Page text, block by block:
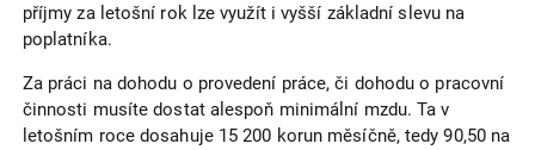
příjmy za letošní rok lze využít i vyšší základní slevu na
poplatníka.
Za práci na dohodu o provedení práce, či dohodu o pracovní
činnosti musíte dostat alespoň minimální mzdu. Ta v
letošním roce dosahuje 15 200 korun měsíčně, tedy 90,50 na